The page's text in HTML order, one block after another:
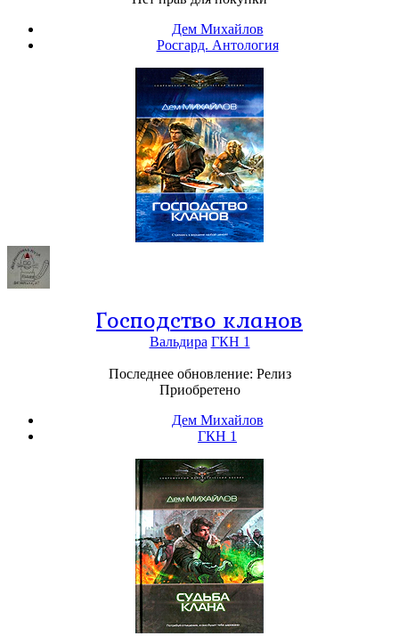
Дем Михайлов
Росгард. Антология
Господство кланов
Вальдира ГКН 1
Последнее обновление: Релиз
Приобретено
Дем Михайлов
ГКН 1